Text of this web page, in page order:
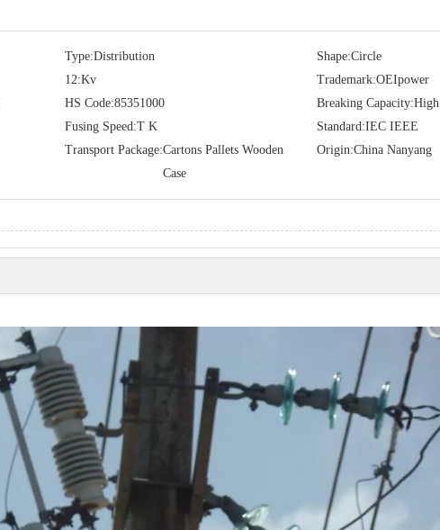
Type:Distribution Shape:Circle
12:Kv Trademark:OEIpower
HS Code:85351000 Breaking Capacity:High
Fusing Speed:T K Standard:IEC IEEE
Transport Package:Cartons Pallets Wooden
Case
Origin:China Nanyang